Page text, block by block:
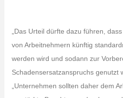
„Das Urteil dürfte dazu führen,
von Arbeitnehmern künftig
werden wird und sodann zur
Schadensersatzanspruchs genutzt
„Unternehmen sollten daher dem